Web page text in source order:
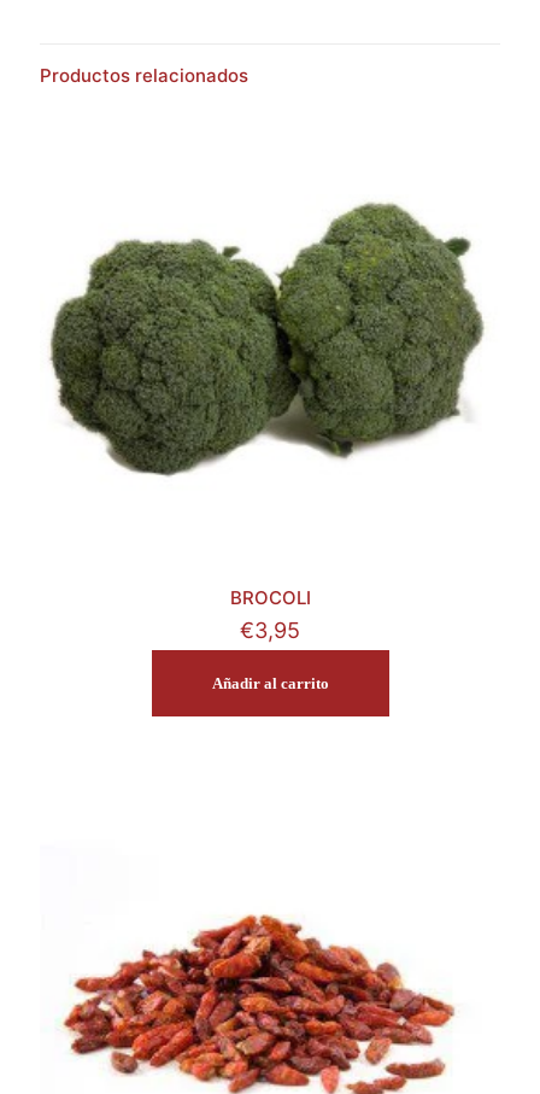
Productos relacionados
BROCOLI
€3,95
Añadir al carrito